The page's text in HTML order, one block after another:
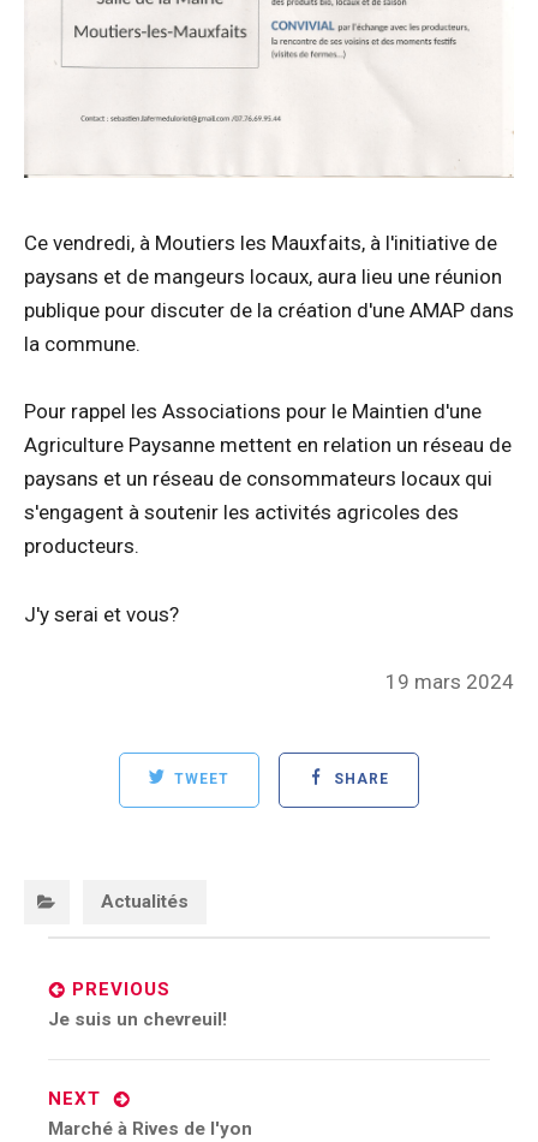
Ce vendredi, à Moutiers les Mauxfaits, à l'initiative de
paysans et de mangeurs locaux, aura lieu une réunion
publique pour discuter de la création d'une AMAP dans
la commune.
Pour rappel les Associations pour le Maintien d'une
Agriculture Paysanne mettent en relation un réseau de
paysans et un réseau de consommateurs locaux qui
s'engagent à soutenir les activités agricoles des
producteurs.
J'y serai et vous?
Posted
19 mars 2024
TWEET SHARE
Actualités
navigation
PREVIOUS
Previous
Je suis un chevreuil!
NEXT
Next
Marché à Rives de l'yon